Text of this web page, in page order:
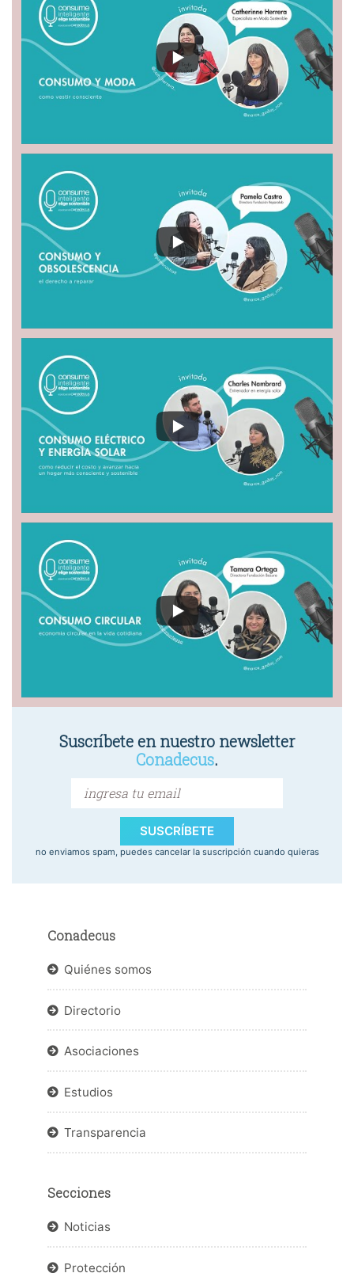
Suscríbete en nuestro newsletter
Conadecus.
SUSCRÍBETE
no enviamos spam, puedes cancelar la suscripción cuando quieras
Conadecus
Quiénes somos
Directorio
Asociaciones
Estudios
Transparencia
Secciones
Noticias
Protección